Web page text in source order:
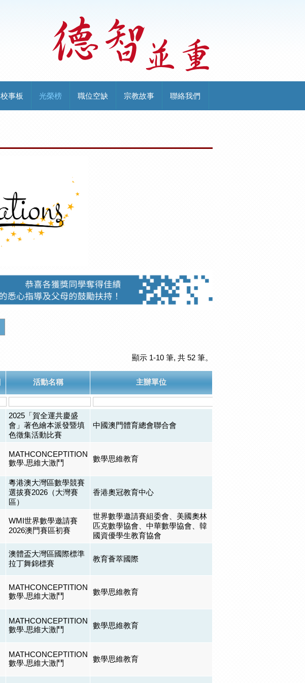
校事板 光榮榜 職位空缺 宗教故事 聯絡我們
顯示 1-10 筆, 共 52 筆。
活動名稱 主辦單位
2025「賀全運共慶盛
會」著色繪本派發暨填
色徵集活動比賽
中國澳門體育總會聯合會
MATHCONCEPTITION
數學.思維大激鬥
數學思維教育
粵港澳大灣區數學競賽
選拔賽2026（大灣賽
區）
香港奧冠教育中心
WMI世界數學邀請賽
2026澳門賽區初賽
世界數學邀請賽組委會、美國奧林
匹克數學協會、中華數學協會、韓
國資優學生教育協會
澳體盃大灣區國際標準
拉丁舞錦標賽
教育薈萃國際
MATHCONCEPTITION
數學.思維大激鬥
數學思維教育
MATHCONCEPTITION
數學.思維大激鬥
數學思維教育
MATHCONCEPTITION
數學.思維大激鬥
數學思維教育